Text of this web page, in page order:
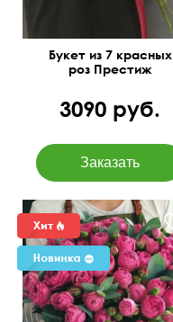
Букет из 7 красных
роз Престиж
3090 руб.